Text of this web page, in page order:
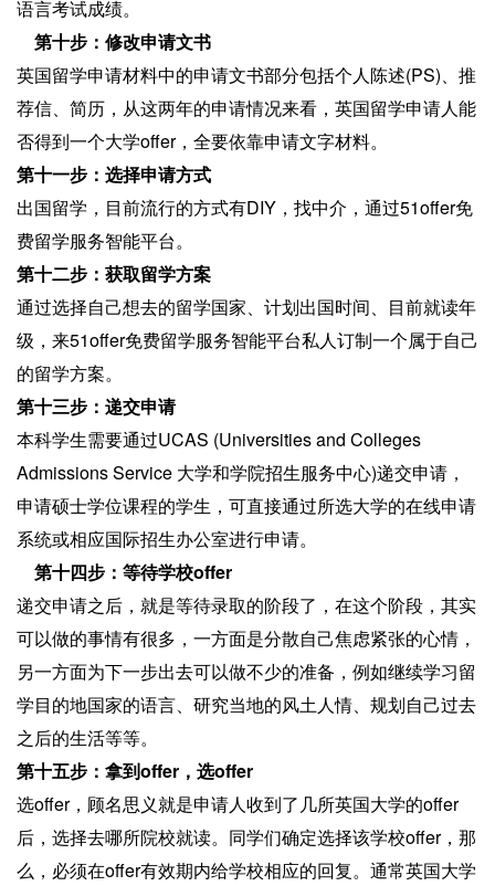
语言考试成绩。
第十步：修改申请文书
英国留学申请材料中的申请文书部分包括个人陈述(PS)、推
荐信、简历，从这两年的申请情况来看，英国留学申请人能
否得到一个大学offer，全要依靠申请文字材料。
第十一步：选择申请方式
出国留学，目前流行的方式有DIY，找中介，通过51offer免
费留学服务智能平台。
第十二步：获取留学方案
通过选择自己想去的留学国家、计划出国时间、目前就读年
级，来51offer免费留学服务智能平台私人订制一个属于自己
的留学方案。
第十三步：递交申请
本科学生需要通过UCAS (Universities and Colleges
Admissions Service 大学和学院招生服务中心)递交申请，
申请硕士学位课程的学生，可直接通过所选大学的在线申请
系统或相应国际招生办公室进行申请。
第十四步：等待学校offer
递交申请之后，就是等待录取的阶段了，在这个阶段，其实
可以做的事情有很多，一方面是分散自己焦虑紧张的心情，
另一方面为下一步出去可以做不少的准备，例如继续学习留
学目的地国家的语言、研究当地的风土人情、规划自己过去
之后的生活等等。
第十五步：拿到offer，选offer
选offer，顾名思义就是申请人收到了几所英国大学的offer
后，选择去哪所院校就读。同学们确定选择该学校offer，那
么，必须在offer有效期内给学校相应的回复。通常英国大学